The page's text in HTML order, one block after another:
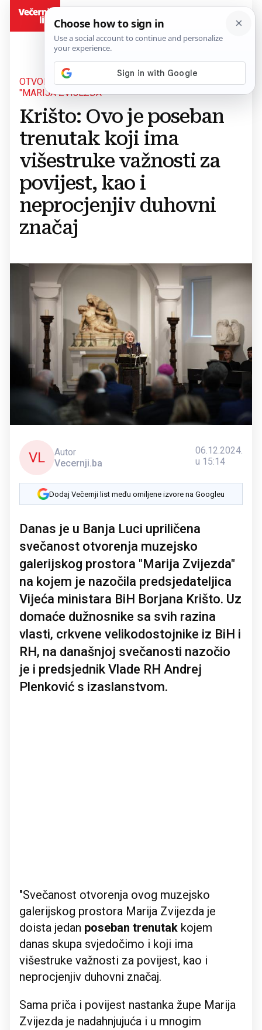
OTVOREN MUZEJSKO-GALERIJSKI PROSTOR
"MARIJA ZVIJEZDA"
Krišto: Ovo je poseban
trenutak koji ima
višestruke važnosti za
povijest, kao i
neprocjenjiv duhovni
značaj
VL
Autor
Vecernji.ba
06.12.2024.
u 15:14
Dodaj Večernji list među omiljene izvore na Googleu
Danas je u Banja Luci upriličena
svečanost otvorenja muzejsko
galerijskog prostora "Marija Zvijezda"
na kojem je nazočila predsjedateljica
Vijeća ministara BiH Borjana Krišto. Uz
domaće dužnosnike sa svih razina
vlasti, crkvene velikodostojnike iz BiH i
RH, na današnjoj svečanosti nazočio
je i predsjednik Vlade RH Andrej
Plenković s izaslanstvom.
"Svečanost otvorenja ovog muzejsko
galerijskog prostora Marija Zvijezda je
doista jedan poseban trenutak kojem
danas skupa svjedočimo i koji ima
višestruke važnosti za povijest, kao i
neprocjenjiv duhovni značaj.
Sama priča i povijest nastanka župe Marija
Zvijezda je nadahnjujuća i u mnogim